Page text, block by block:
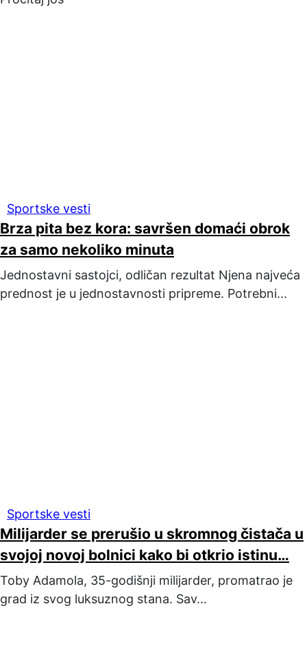
Sportske vesti
Brza pita bez kora: savršen domaći obrok
za samo nekoliko minuta
Jednostavni sastojci, odličan rezultat Njena najveća
prednost je u jednostavnosti pripreme. Potrebni...
Sportske vesti
Milijarder se prerušio u skromnog čistača u
svojoj novoj bolnici kako bi otkrio istinu…
Toby Adamola, 35-godišnji milijarder, promatrao je
grad iz svog luksuznog stana. Sav...